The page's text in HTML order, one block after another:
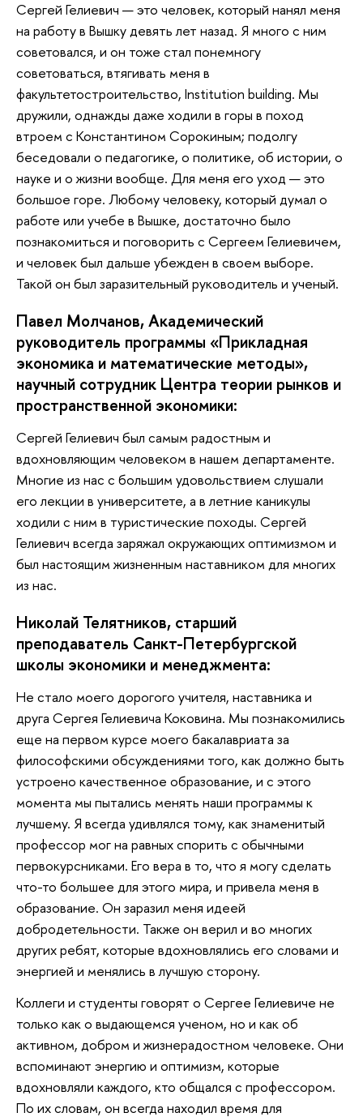
Сергей Гелиевич — это человек, который нанял меня
на работу в Вышку девять лет назад. Я много с ним
советовался, и он тоже стал понемногу
советоваться, втягивать меня в
факультетостроительство, Institution building. Мы
дружили, однажды даже ходили в горы в поход
втроем с Константином Сорокиным; подолгу
беседовали о педагогике, о политике, об истории, о
науке и о жизни вообще. Для меня его уход — это
большое горе. Любому человеку, который думал о
работе или учебе в Вышке, достаточно было
познакомиться и поговорить с Сергеем Гелиевичем,
и человек был дальше убежден в своем выборе.
Такой он был заразительный руководитель и ученый.
Павел Молчанов, Академический
руководитель программы «Прикладная
экономика и математические методы»,
научный сотрудник Центра теории рынков и
пространственной экономики:
Сергей Гелиевич был самым радостным и
вдохновляющим человеком в нашем департаменте.
Многие из нас с большим удовольствием слушали
его лекции в университете, а в летние каникулы
ходили с ним в туристические походы. Сергей
Гелиевич всегда заряжал окружающих оптимизмом и
был настоящим жизненным наставником для многих
из нас.
Николай Телятников, старший
преподаватель Санкт-Петербургской
школы экономики и менеджмента:
Не стало моего дорогого учителя, наставника и
друга Сергея Гелиевича Коковина. Мы познакомились
еще на первом курсе моего бакалавриата за
философскими обсуждениями того, как должно быть
устроено качественное образование, и с этого
момента мы пытались менять наши программы к
лучшему. Я всегда удивлялся тому, как знаменитый
профессор мог на равных спорить с обычными
первокурсниками. Его вера в то, что я могу сделать
что-то большее для этого мира, и привела меня в
образование. Он заразил меня идеей
добродетельности. Также он верил и во многих
других ребят, которые вдохновлялись его словами и
энергией и менялись в лучшую сторону.
Коллеги и студенты говорят о Сергее Гелиевиче не
только как о выдающемся ученом, но и как об
активном, добром и жизнерадостном человеке. Они
вспоминают энергию и оптимизм, которые
вдохновляли каждого, кто общался с профессором.
По их словам, он всегда находил время для